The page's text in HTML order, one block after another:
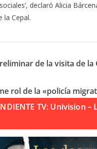
declaró Alicia
la Cepal.
de la visita de la
rol de la «policía
TV: Univision –